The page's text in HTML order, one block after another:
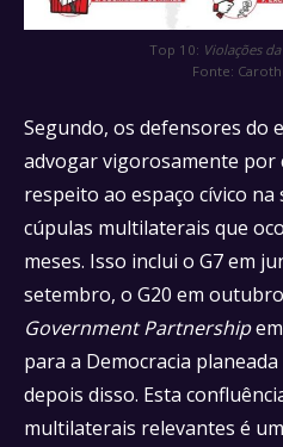
Top 10: Violações
Fonte:
Segundo, os defensores do
advogar vigorosamente por
respeito ao espaço cívico
cúpulas multilaterais que
meses. Isso inclui o G7 em
setembro, o G20 em
Government Partnership
para a Democracia
depois disso. Esta
multilaterais relevantes é